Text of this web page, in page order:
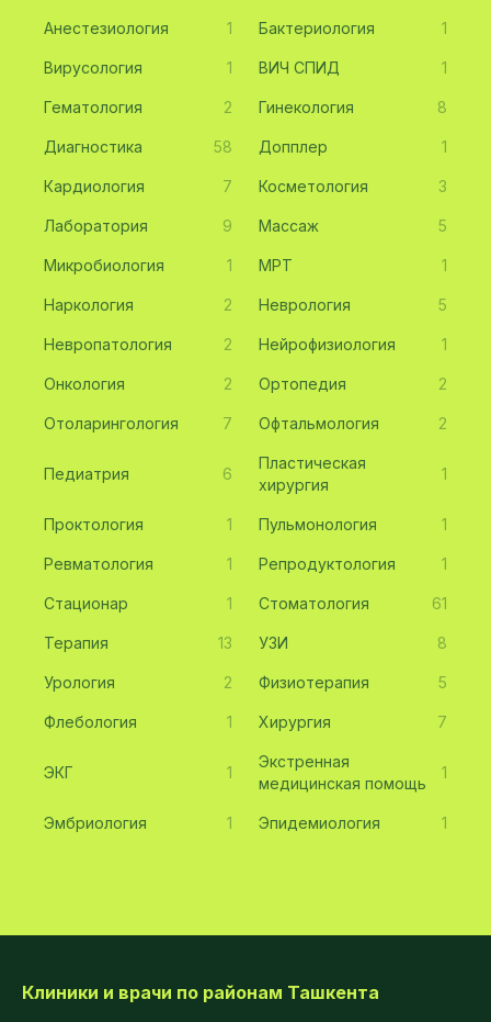
Анестезиология 1 Бактериология 1
Вирусология 1 ВИЧ СПИД 1
Гематология 2 Гинекология 8
Диагностика 58 Допплер 1
Кардиология 7 Косметология 3
Лаборатория 9 Массаж 5
Микробиология 1 МРТ 1
Наркология 2 Неврология 5
Невропатология 2 Нейрофизиология 1
Онкология 2 Ортопедия 2
Отоларингология 7 Офтальмология 2
Педиатрия 6
Пластическая
хирургия
1
Проктология 1 Пульмонология 1
Ревматология 1 Репродуктология 1
Стационар 1 Стоматология 61
Терапия 13 УЗИ 8
Урология 2 Физиотерапия 5
Флебология 1 Хирургия 7
ЭКГ 1
Экстренная
медицинская помощь
1
Эмбриология 1 Эпидемиология 1
Клиники и врачи по районам Ташкента